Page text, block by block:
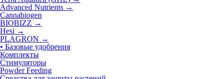
Advanced Nutrients →
Cannabiogen
BIOBIZZ →
Hesi →
PLAGRON →
• Базовые удобрения
Комплекты
Стимуляторы
Powder Feeding